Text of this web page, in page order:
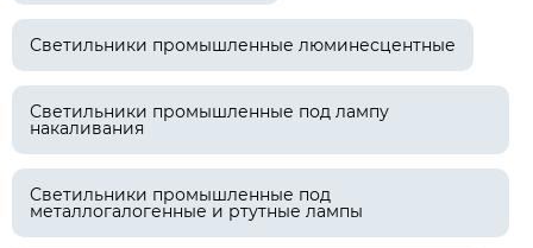
Светильники промышленные люминесцентные
Светильники промышленные под лампу
накаливания
Светильники промышленные под
металлогалогенные и ртутные лампы